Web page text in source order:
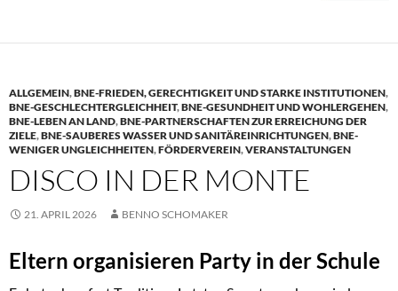
ALLGEMEIN,BNE-FRIEDEN, GERECHTIGKEIT UND STARKE INSTITUTIONEN,
BNE-GESCHLECHTERGLEICHHEIT,BNE-GESUNDHEIT UND WOHLERGEHEN,
BNE-LEBEN AN LAND,BNE-PARTNERSCHAFTEN ZUR ERREICHUNG DER
ZIELE,BNE-SAUBERES WASSER UND SANITÄREINRICHTUNGEN,BNE-
WENIGER UNGLEICHHEITEN,FÖRDERVEREIN,VERANSTALTUNGEN
DISCO IN DER MONTE
21. APRIL 2026 BENNO SCHOMAKER
Eltern organisieren Party in der Schule